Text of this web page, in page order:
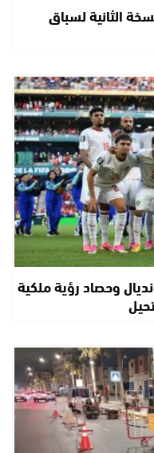
الثانية لسباق
وحصاد رؤية ملكية